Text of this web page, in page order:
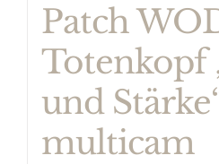
Patch
Totenkopf
und
multicam